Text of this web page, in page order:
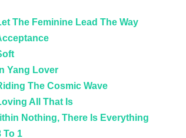
The Feminine Lead The Way
Yang Lover
The Cosmic Wave
All That Is
Nothing, There Is Everything
To 1